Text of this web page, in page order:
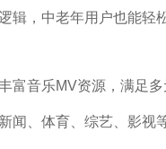
，中老年用户也能轻
富音乐MV资源，满足多
、体育、综艺、影视